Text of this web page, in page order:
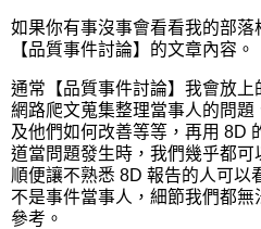
如果你有事沒事會看看我的部
【品質事件討論】的文章內容。
通常【品質事件討論】我會放
網路爬文蒐集整理當事人的問
及他們如何改善等等，再用 8D
道當問題發生時，我們幾乎都
順便讓不熟悉 8D 報告的人可以
不是事件當事人，細節我們都無
參考。